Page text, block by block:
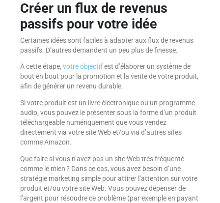
Créer un flux de revenus
passifs pour votre idée
Certaines idées sont faciles à adapter aux flux de revenus
passifs. D’autres demandent un peu plus de finesse.
À cette étape, votre objectifest d’élaborer un système de
bout en bout pour la promotion et la vente de votre produit,
afin de générer un revenu durable.
Si votre produit est un livre électronique ou un programme
audio, vous pouvez le présenter sous la forme d’un produit
téléchargeable numériquement que vous vendez
directement via votre site Web et/ou via d’autres sites
comme Amazon.
Que faire si vous n’avez pas un site Web très fréquenté
comme le mien ? Dans ce cas, vous avez besoin d’une
stratégie marketing simple pour attirer l’attention sur votre
produit et/ou votre site Web. Vous pouvez dépenser de
l’argent pour résoudre ce problème (par exemple en payant